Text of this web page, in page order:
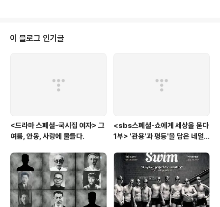
은 다 아는데 제작진만 모른 채 연일 사건만 터뜨린다. 멜로 드라마의 귀재 표민
수 피디의 작품이 맞나? 를 보다보면 종종 이런 질문을 하게 되는 상황에 맞닦뜨
이 블로그 인기글
<드라마 스페셜-국시집 여자> 그
여름, 안동, 사랑에 물들다.
<sbs스폐셜-쇼에게 세상을 묻다
1부> '관용'과 평등'을 담은 네덜